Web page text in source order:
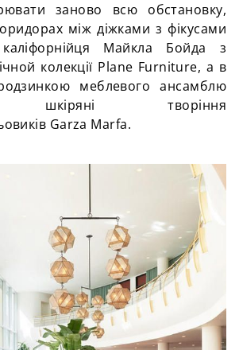
заново всю обстановку,
між діжками з фікусами
каліфорнійця Майкла Бойда з
колекції Plane Furniture, а в
меблевого ансамблю
шкіряні творіння
Garza Marfa.